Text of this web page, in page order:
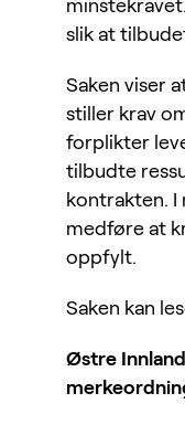
slik at
Saken viser
stiller krav
forplikter
tilbudte
kontrakten. I
medføre at
oppfylt.
Saken kan
Østre